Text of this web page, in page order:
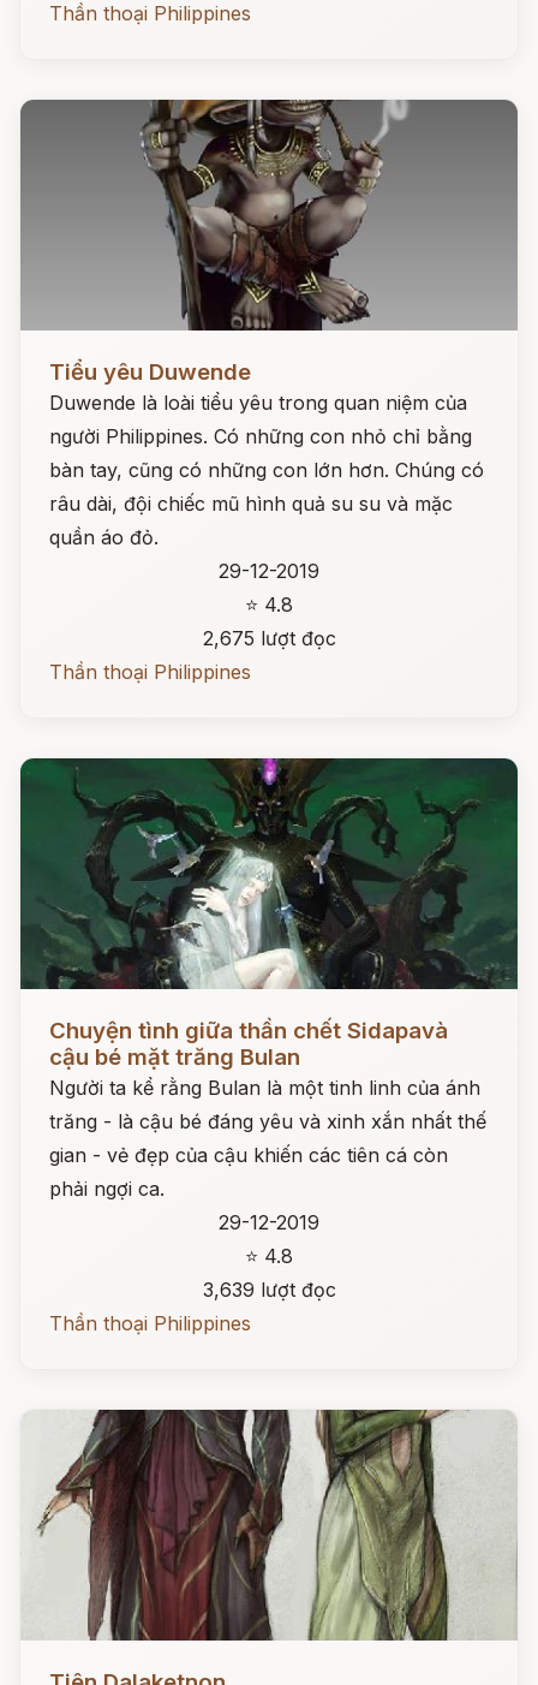
Thần thoại Philippines
Đọc ngay
Tiểu yêu Duwende
Duwende là loài tiểu yêu trong quan niệm của
người Philippines. Có những con nhỏ chỉ bằng
bàn tay, cũng có những con lớn hơn. Chúng có
râu dài, đội chiếc mũ hình quả su su và mặc
quần áo đỏ.
29-12-2019
⭐ 4.8
2,675 lượt đọc
Thần thoại Philippines
Chuyện tình giữa thần chết Sidapavà
cậu bé mặt trăng Bulan
Người ta kể rằng Bulan là một tinh linh của ánh
trăng - là cậu bé đáng yêu và xinh xắn nhất thế
gian - vẻ đẹp của cậu khiến các tiên cá còn
phải ngợi ca.
29-12-2019
⭐ 4.8
3,639 lượt đọc
Thần thoại Philippines